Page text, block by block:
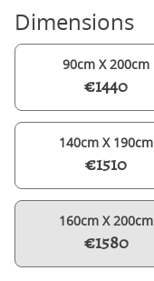
Dimensions
90cm X 200cm
€1440
140cm X 190cm
€1510
160cm X 200cm
€1580